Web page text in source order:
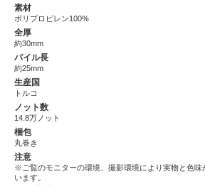
素材
ポリプロピレン100%
全厚
約30mm
パイル長
約25mm
生産国
トルコ
ノット数
14.8万ノット
梱包
丸巻き
注意
※ご覧のモニターの環境、撮影環境により実物と色味
います。